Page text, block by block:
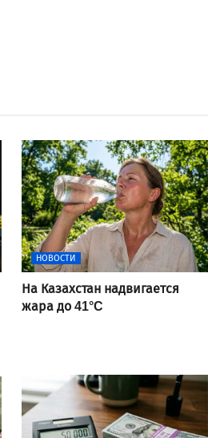
НОВОСТИ
На Казахстан надвигается
жара до 41°C